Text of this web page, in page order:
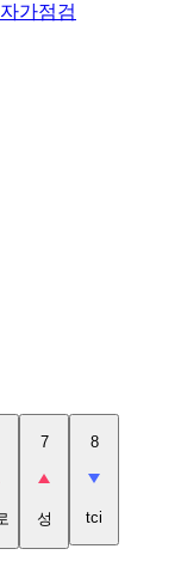
가점검
7
성
8
tci